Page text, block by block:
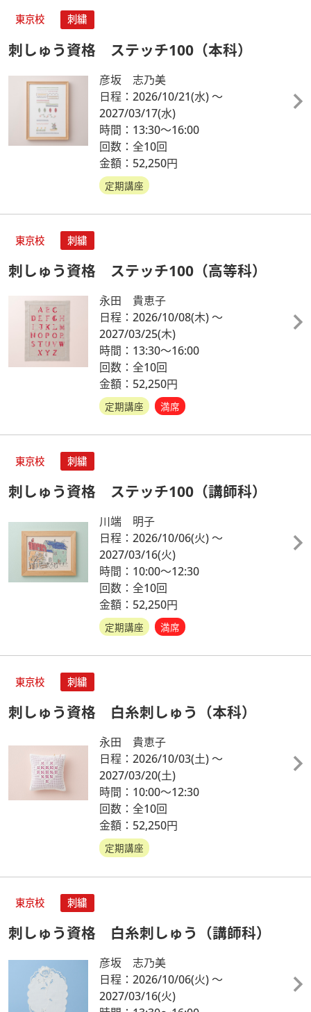
東京校 刺繍
刺しゅう資格 ステッチ100（本科）
彦坂 志乃美
日程：2026/10/21(水)～
2027/03/17(水)
時間：13:30～16:00
回数：全10回
金額：52,250円
定期講座
東京校 刺繍
刺しゅう資格 ステッチ100（高等科）
永田 貴恵子
日程：2026/10/08(木)～
2027/03/25(木)
時間：13:30～16:00
回数：全10回
金額：52,250円
定期講座 満席
東京校 刺繍
刺しゅう資格 ステッチ100（講師科）
川端 明子
日程：2026/10/06(火)～
2027/03/16(火)
時間：10:00～12:30
回数：全10回
金額：52,250円
定期講座 満席
東京校 刺繍
刺しゅう資格 白糸刺しゅう（本科）
永田 貴恵子
日程：2026/10/03(土)～
2027/03/20(土)
時間：10:00～12:30
回数：全10回
金額：52,250円
定期講座
東京校 刺繍
刺しゅう資格 白糸刺しゅう（講師科）
彦坂 志乃美
日程：2026/10/06(火)～
2027/03/16(火)